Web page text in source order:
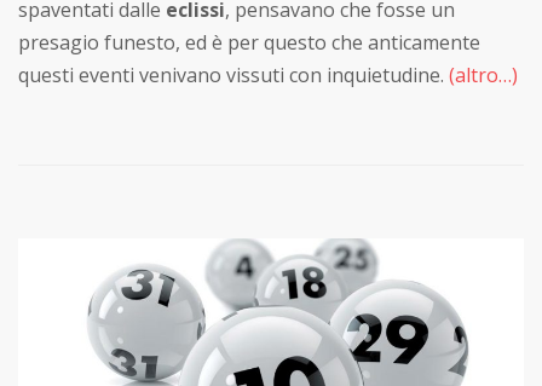
spaventati dalle eclissi, pensavano che fosse un
presagio funesto, ed è per questo che anticamente
questi eventi venivano vissuti con inquietudine. (altro…)